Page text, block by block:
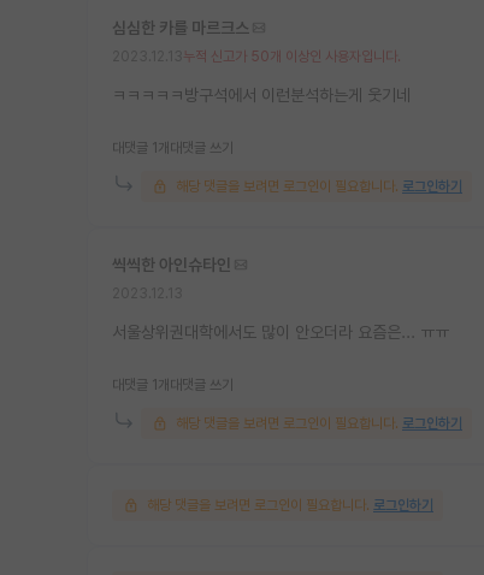
심심한 카를 마르크스
누적 신고가 50개 이상인 사용자입니다.
ㅋㅋㅋㅋㅋ방구석에서 이런분석하는게 웃기네
대댓글 1개 대댓글 쓰기
해당 댓글을 보려면 로그인이 필요합니다. 로그인하기
씩씩한 아인슈타인
서울상위권대학에서도 많이 안오더라 요즘은... ㅠㅠ
대댓글 1개 대댓글 쓰기
해당 댓글을 보려면 로그인이 필요합니다. 로그인하기
해당 댓글을 보려면 로그인이 필요합니다. 로그인하기